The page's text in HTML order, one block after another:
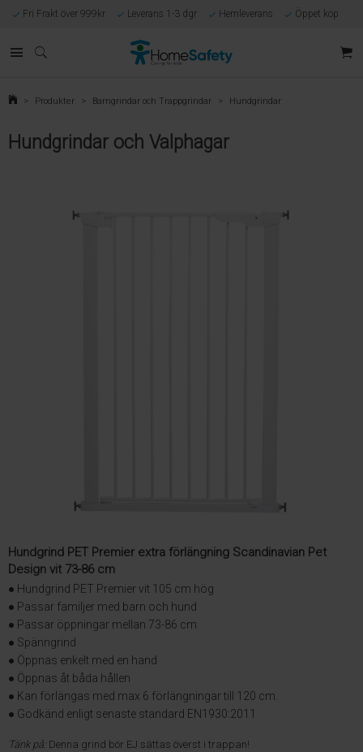
Fri Frakt över 999kr Leverans 1-3 dgr Hemleverans Öppet köp
Egen tillverkning
> Produkter > Barngrindar och Trappgrindar > Hundgrindar
Hundgrindar och Valphagar
Hundgrind PET Premier extra förlängning Scandinavian Pet
Design vit 73-86 cm
● Hundgrind PET Premier vit 105 cm hög
● Passar familjer med barn och hund
● Passar öppningar mellan 73-86 cm
● Spänngrind
● Öppnas enkelt med en hand
● Öppnas åt båda hållen
● Kan förlängas med max 6 förlängningar till 120 cm.
● Godkänd enligt senaste standard EN1930:2011
Tänk på: Denna grind bör EJ sättas överst i trappan!